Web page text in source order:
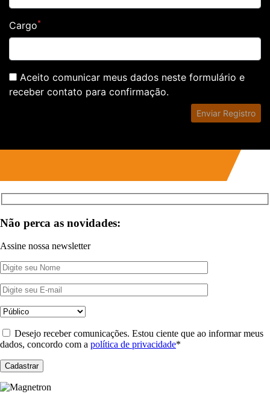
Não perca as novidades:
Assine nossa newsletter
Desejo receber comunicações. Estou ciente que ao informar meus
dados, concordo com a política de privacidade*